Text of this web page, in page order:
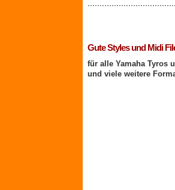
Gute Styles und Midi
für alle Yamaha Tyros
und viele weitere